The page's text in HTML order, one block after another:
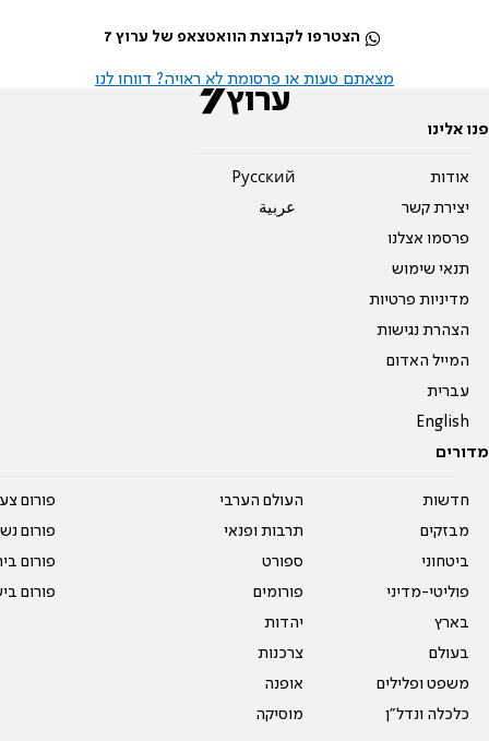
הצטרפו לקבוצת הוואטצאפ של ערוץ 7
מצאתם טעות או פרסומת לא ראויה? דווחו לנו
פנו אלינו
אודות
יצירת קשר
פרסמו אצלנו
תנאי שימוש
מדיניות פרטיות
הצהרת נגישות
המייל האדום
עברית
English
Pусский
عربية
מדורים
חדשות
מבזקים
ביטחוני
פוליטי-מדיני
בארץ
בעולם
משפט ופלילים
כלכלה ונדל"ן
העולם הערבי
תרבות ופנאי
ספורט
פורומים
יהדות
צרכנות
אופנה
מוסיקה
פורום
פורום
פורום
פורום